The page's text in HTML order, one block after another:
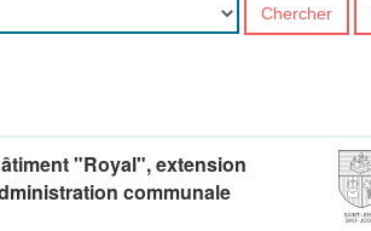
Chercher
"Royal", extension
communale